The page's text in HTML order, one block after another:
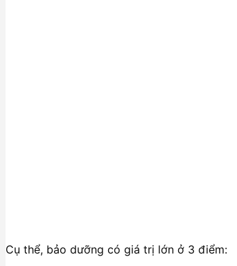
Cụ thể, bảo dưỡng có giá trị lớn ở 3 điểm: